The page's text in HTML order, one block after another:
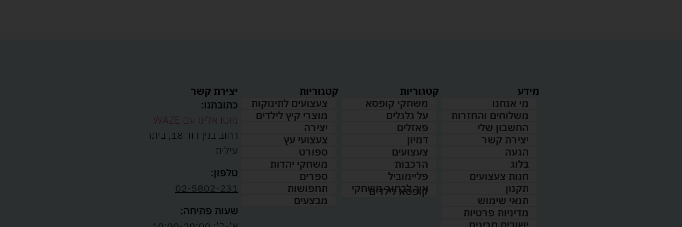
מידע
מי אנחנו
משלוחים והחזרות
החשבון שלי
יצירת קשר
הגעה
בלוג
חנות צעצועים
תקנון
תנאי שימוש
מדיניות פרטיות
קטגוריות
משחקי קופסא
על גלגלים
פאזלים
דמיון
צעצועים
הרכבות
פליימוביל
איך לבחור משחקי
קופסא לילדים
קטגוריות
צעצועים לתינוקות
מוצרי קיץ לילדים
יצירה
צעצועי עץ
ספורט
משחקי יהדות
ספרים
תחפושות
מבצעים
יצירת קשר
כתובתנו:
נווטו אלינו עם WAZE
רחוב בנין דוד 18, ביתר
עילית
טלפון:
02-5802-231
שעות פתיחה: